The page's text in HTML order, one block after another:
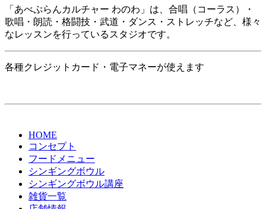
「あべぷらんカルチャー わのわ」は、合唱（コーラス）・
歌唱・朗読・格闘技・武道・ダンス・ストレッチなど、様々
なレッスンを行っているスタジオです。
各種クレジットカード・電子マネーが使えます
HOME
コンセプト
フードメニュー
シンギングボウル
シンギングボウル講座
雑貨一覧